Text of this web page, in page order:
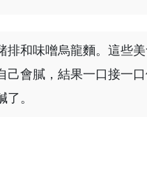
排和味噌烏龍麵。這些
己會膩，結果一口接一
。